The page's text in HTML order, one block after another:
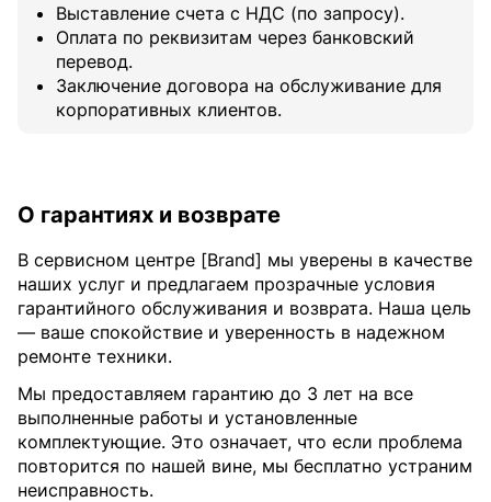
Выставление счета с НДС (по запросу).
Оплата по реквизитам через банковский
перевод.
Заключение договора на обслуживание для
корпоративных клиентов.
О гарантиях и возврате
В сервисном центре [Brand] мы уверены в качестве
наших услуг и предлагаем прозрачные условия
гарантийного обслуживания и возврата. Наша цель
— ваше спокойствие и уверенность в надежном
ремонте техники.
Мы предоставляем гарантию до 3 лет на все
выполненные работы и установленные
комплектующие. Это означает, что если проблема
повторится по нашей вине, мы бесплатно устраним
неисправность.